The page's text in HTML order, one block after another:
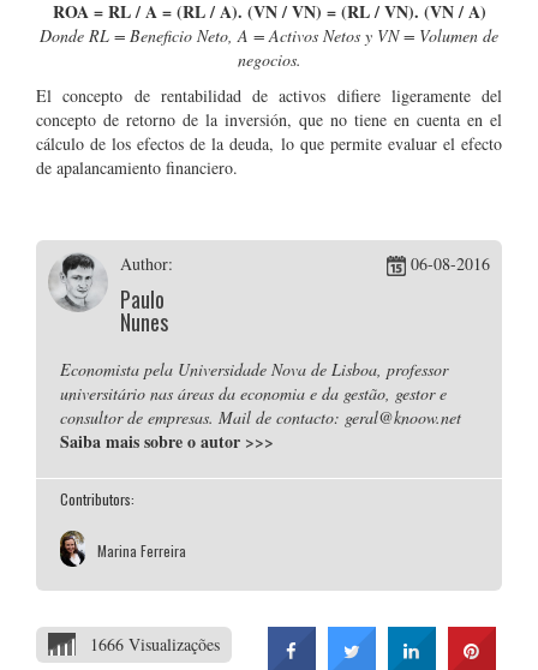
ROA = RL / A = (RL / A). (VN / VN) = (RL / VN). (VN / A)
Donde RL = Beneficio Neto, A = Activos Netos y VN = Volumen de
negocios.
El concepto de rentabilidad de activos difiere ligeramente del
concepto de retorno de la inversión, que no tiene en cuenta en el
cálculo de los efectos de la deuda, lo que permite evaluar el efecto
de apalancamiento financiero.
Author:
Paulo
Nunes
06-08-2016
Economista pela Universidade Nova de Lisboa, professor
universitário nas áreas da economia e da gestão, gestor e
consultor de empresas. Mail de contacto: geral@knoow.net
Saiba mais sobre o autor >>>
Contributors:
Marina Ferreira
1666 Visualizações